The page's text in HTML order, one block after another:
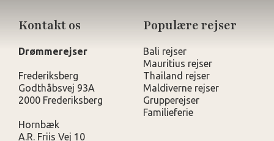
Kontakt os
Drømmerejser
Frederiksberg
Godthåbsvej 93A
2000 Frederiksberg
Hornbæk
A.R. Friis Vej 10
Populære rejser
Bali rejser
Mauritius rejser
Thailand rejser
Maldiverne rejser
Grupperejser
Familieferie